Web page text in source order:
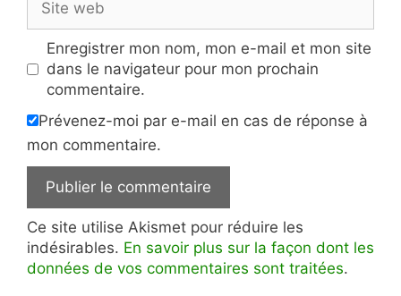
web
Enregistrer mon nom, mon e-mail et mon site
dans le navigateur pour mon prochain
commentaire.
Prévenez-moi par e-mail en cas de réponse à
mon commentaire.
Ce site utilise Akismet pour réduire les
indésirables. En savoir plus sur la façon dont les
données de vos commentaires sont traitées.